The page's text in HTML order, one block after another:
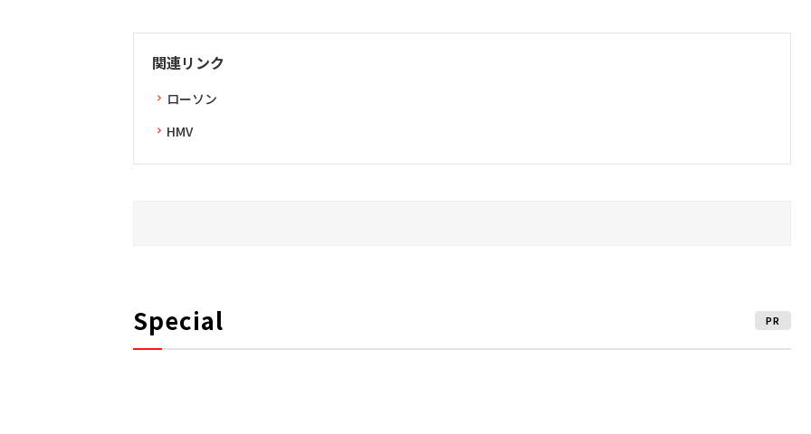
関連リンク
ローソン
HMV
Special PR